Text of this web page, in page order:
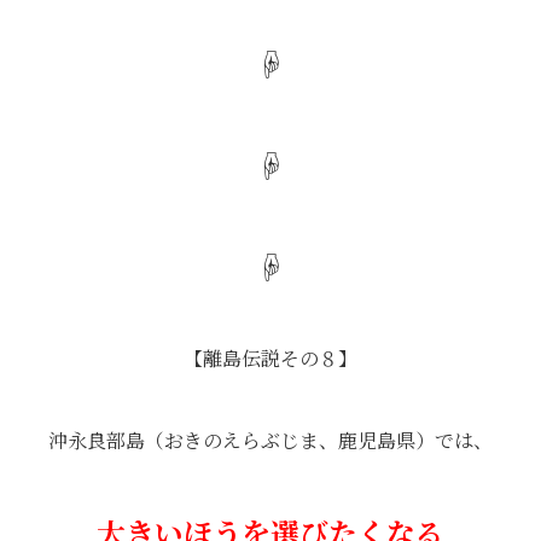
☟
☟
☟
【離島伝説その８】
沖永良部島（おきのえらぶじま、鹿児島県）では、
大きいほうを選びたくなる